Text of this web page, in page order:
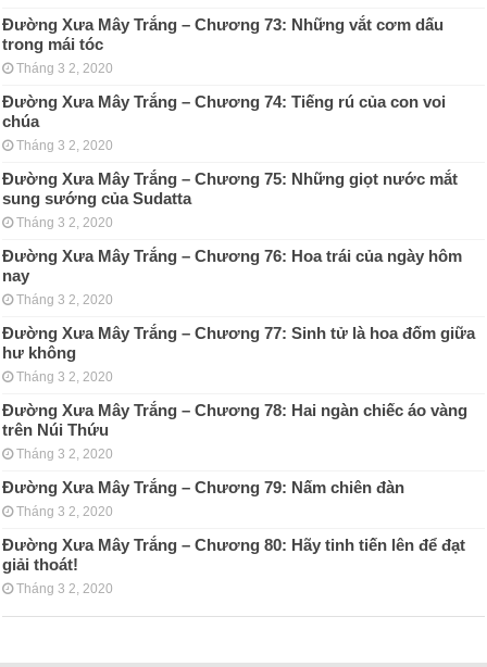
Đường Xưa Mây Trắng – Chương 73: Những vắt cơm dấu
trong mái tóc
Tháng 3 2, 2020
Đường Xưa Mây Trắng – Chương 74: Tiếng rú của con voi
chúa
Tháng 3 2, 2020
Đường Xưa Mây Trắng – Chương 75: Những giọt nước mắt
sung sướng của Sudatta
Tháng 3 2, 2020
Đường Xưa Mây Trắng – Chương 76: Hoa trái của ngày hôm
nay
Tháng 3 2, 2020
Đường Xưa Mây Trắng – Chương 77: Sinh tử là hoa đốm giữa
hư không
Tháng 3 2, 2020
Đường Xưa Mây Trắng – Chương 78: Hai ngàn chiếc áo vàng
trên Núi Thứu
Tháng 3 2, 2020
Đường Xưa Mây Trắng – Chương 79: Nấm chiên đàn
Tháng 3 2, 2020
Đường Xưa Mây Trắng – Chương 80: Hãy tinh tiến lên để đạt
giải thoát!
Tháng 3 2, 2020